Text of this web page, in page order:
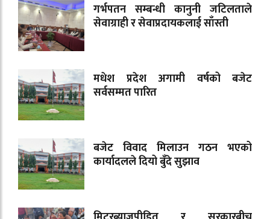
गर्भपतन सम्बन्धी कानुनी जटिलताले
सेवाग्राही र सेवाप्रदायकलाई साँस्ती
मधेश प्रदेश अगामी वर्षको बजेट
सर्वसम्मत पारित
बजेट विवाद मिलाउन गठन भएको
कार्यादलले दियो बुँदे सुझाव